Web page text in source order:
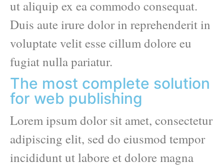
ut aliquip ex ea commodo consequat.
Duis aute irure dolor in reprehenderit in
voluptate velit esse cillum dolore eu
fugiat nulla pariatur.
The most complete solution
for web publishing
Lorem ipsum dolor sit amet, consectetur
adipiscing elit, sed do eiusmod tempor
incididunt ut labore et dolore magna